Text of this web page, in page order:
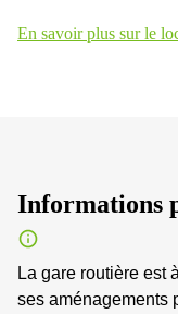
En savoir plus sur le
Informations
La gare routière est
ses aménagements